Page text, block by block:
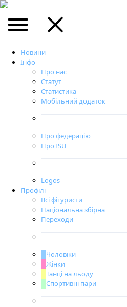
Новини
Інфо
Про нас
Статут
Статистика
Мобільний додаток
Про федерацію
Про ISU
Logos
Профілі
Всі фігуристи
Національна збірна
Переходи
Чоловіки
Жінки
Танці на льоду
Спортивні пари